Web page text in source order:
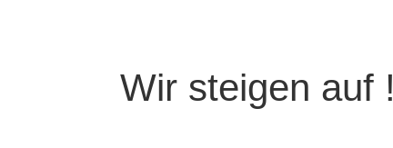
Wir steigen auf !